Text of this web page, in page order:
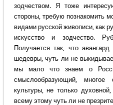
зодчеством. Я тоже
стороны, требую познакомить
видами русской живописи, как
искусство и зодчество.
Получается так, что
шедевры, чуть ли не
мы мало что знаем о
смыслообразующий, многое
культуры, не только
всему этому чуть ли не